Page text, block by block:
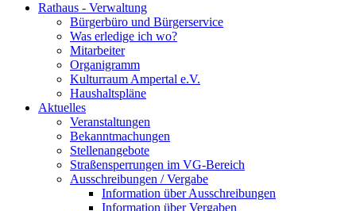
Rathaus - Verwaltung
Bürgerbüro und Bürgerservice
Was erledige ich wo?
Mitarbeiter
Organigramm
Kulturraum Ampertal e.V.
Haushaltspläne
Aktuelles
Veranstaltungen
Bekanntmachungen
Stellenangebote
Straßensperrungen im VG-Bereich
Ausschreibungen / Vergabe
Information über Ausschreibungen
Information über Vergaben